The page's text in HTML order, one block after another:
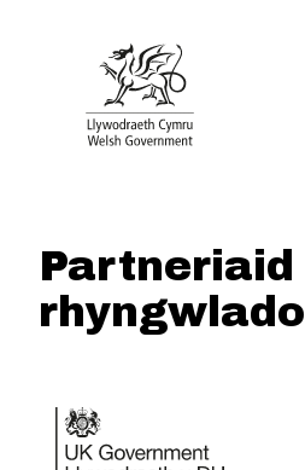
Partneriaid
rhyngwladol